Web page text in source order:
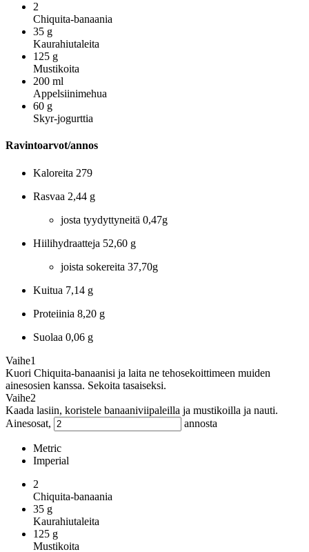
2
Chiquita-banaania
35 g
Kaurahiutaleita
125 g
Mustikoita
200 ml
Appelsiinimehua
60 g
Skyr-jogurttia
Ravintoarvot/annos
Kaloreita 279
Rasvaa 2,44 g
josta tyydyttyneitä 0,47g
Hiilihydraatteja 52,60 g
joista sokereita 37,70g
Kuitua 7,14 g
Proteiinia 8,20 g
Suolaa 0,06 g
Vaihe1
Kuori Chiquita-banaanisi ja laita ne tehosekoittimeen muiden
ainesosien kanssa. Sekoita tasaiseksi.
Vaihe2
Kaada lasiin, koristele banaaniviipaleilla ja mustikoilla ja nauti.
Ainesosat,
annosta
Metric
Imperial
2
Chiquita-banaania
35 g
Kaurahiutaleita
125 g
Mustikoita